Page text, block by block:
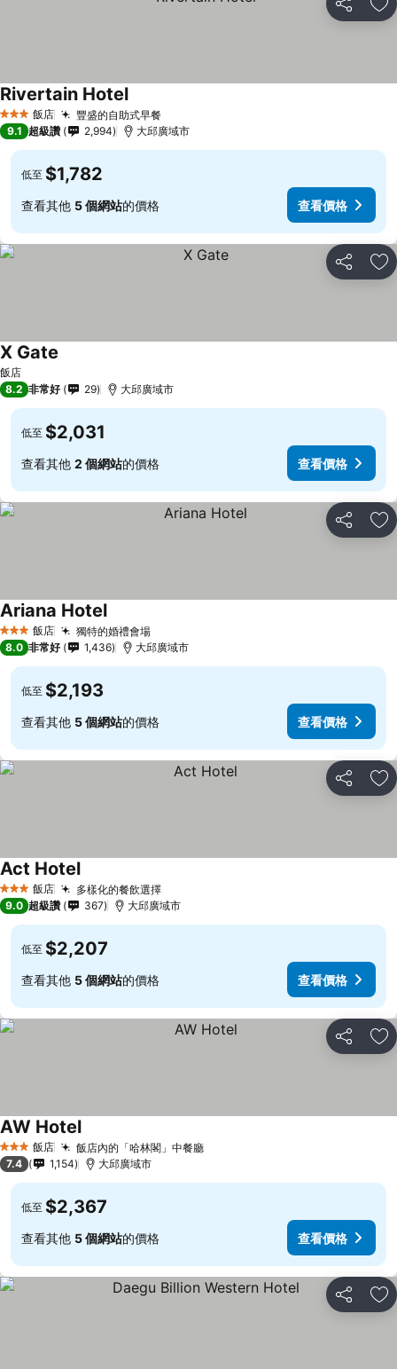
分享 加
3 星級 飯店 豐盛的自助式早餐
Rivertain Hotel
9.1 超級讚 2,994 大邱廣域市
低至 $1,782
查看其他 5 個網站的價格 查看價格
分享 加
飯店
X Gate
8.2 非常好 29 大邱廣域市
低至 $2,031
查看其他 2 個網站的價格 查看價格
分享 加
3 星級 飯店 獨特的婚禮會場
Ariana Hotel
8.0 非常好 1,436 大邱廣域市
低至 $2,193
查看其他 5 個網站的價格 查看價格
分享 加
3 星級 飯店 多樣化的餐飲選擇
Act Hotel
9.0 超級讚 367 大邱廣域市
低至 $2,207
查看其他 5 個網站的價格 查看價格
分享 加
3 星級 飯店 飯店內的「哈林閣」中餐廳
AW Hotel
7.4 1,154 大邱廣域市
低至 $2,367
查看其他 5 個網站的價格 查看價格
分享 加